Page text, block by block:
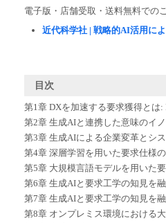
電子版・店舗受取・送料無料での
近代科学社 | 戦略的AI活用に
目次
第1章 DXを加速する要求獲得とは:
第2章 生成AIと連携した意味のイ
第3章 生成AIによる企業変革とシ
第4章 深層学習を用いた要求仕様
第5章 大規模言語モデルを用いた
第6章 生成AIと要求工学の知見を
第7章 生成AIと要求工学の知見を
第8章 オンプレミス環境における